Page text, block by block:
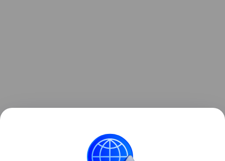
рассказывала
могут скрываться до 170 млн черных дыр.